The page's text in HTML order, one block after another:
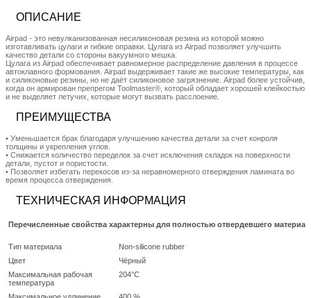
ОПИСАНИЕ
Airpad - это невулканизованная несиликоновая резина из которой можно
изготавливать цулаги и гибкие оправки. Цулага из Аirpad позволяет улучшить
качество детали со стороны вакуумного мешка.
Цулага из Airpad обеспечивает равномерное распределение давления в процессе
автоклавного формования. Airpad выдерживает такие же высокие температуры, как
и силиконовые резины, но не даёт силиконовое загрязнение. Airpad более устойчив,
когда он армирован препрегом Toolmaster®, который обладает хорошей клейкостью
и не выделяет летучих, которые могут вызвать расслоение.
ПРЕИМУЩЕСТВА
• Уменьшается брак благодаря улучшению качества детали за счет конроля
толщины и укрепления углов.
• Снижается количество переделок за счет исключения складок на поверхности
детали, пустот и пористости.
• Позволяет избегать перекосов из-за неравномерного отверждения ламината во
время процесса отверждения.
ТЕХНИЧЕСКАЯ ИНФОРМАЦИЯ
Перечисленные свойства характерны для полностью отвердевшего
Тип материала
Non-silicone rubber
Цвет
Чёрный
Максимальная рабочая
температура
204°C